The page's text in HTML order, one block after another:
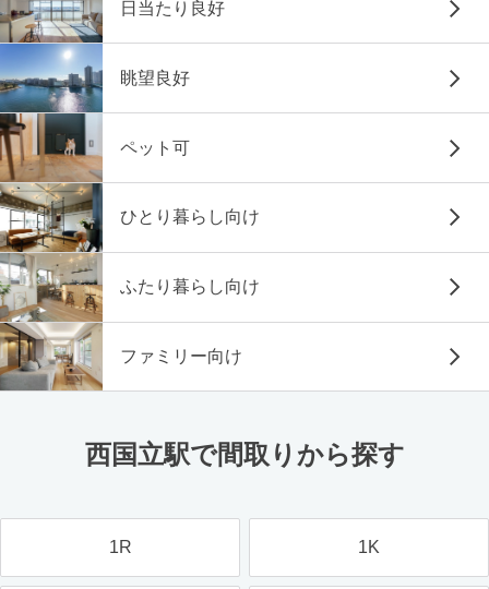
日当たり良好
眺望良好
ペット可
ひとり暮らし向け
ふたり暮らし向け
ファミリー向け
西国立駅で間取りから探す
1R 1K